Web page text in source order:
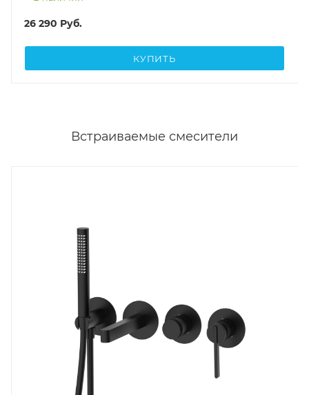
26 290 Руб.
КУПИТЬ
Встраиваемые смесители